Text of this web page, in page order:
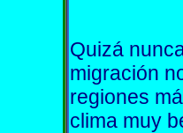
Quizá
migración
regiones
clima muy